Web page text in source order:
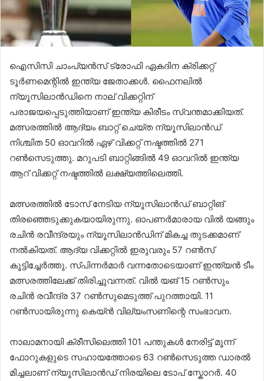
ഐസിസി ചാംപ്യൻസ് ട്രോഫി ഏകദിന ക്രിക്കറ്റ്
ടൂർണമെന്റിൽ ഇന്ത്യ ജേതാക്കൾ. ഫൈനലിൽ
ന്യൂസിലാൻഡിനെ നാല് വിക്കറ്റിന്
പരാജയപ്പെടുത്തിയാണ് ഇന്ത്യ കിരീടം സ്വന്തമാക്കിയത്.
മത്സരത്തിൽ ആദ്യം ബാറ്റ് ചെയ്ത ന്യൂസിലാൻഡ്
നിശ്ചിത 50 ഓവറിൽ ഏഴ് വിക്കറ്റ് നഷ്ടത്തിൽ 271
റൺസെടുത്തു. മറുപടി ബാറ്റിങ്ങിൽ 49 ഓവറിൽ ഇന്ത്യ
ആറ് വിക്കറ്റ് നഷ്ടത്തിൽ ലക്ഷ്യത്തിലെത്തി.
മത്സരത്തിൽ ടോസ് നേടിയ ന്യൂസിലാൻഡ് ബാറ്റിങ്
തിരഞ്ഞെടുക്കുകയായിരുന്നു. ഓപണർമാരായ വിൽ യങ്ങും
രചിൻ രവീന്ദ്രയും ന്യൂസിലാൻഡിന് മികച്ച തുടക്കമാണ്
നൽകിയത്. ആദ്യ വിക്കറ്റിൽ ഇരുവരും 57 റൺസ്
കൂട്ടിച്ചേർത്തു. സ്പിന്നർമാർ വന്നതോടെയാണ് ഇന്ത്യൻ ടീം
മത്സരത്തിലേക്ക് തിരിച്ചുവന്നത്. വിൽ യങ് 15 റൺസും
രചിൻ രവീന്ദ്ര 37 റൺസുമെടുത്ത് പുറത്തായി. 11
റൺസായിരുന്നു കെയ്ൻ വില്യംസണിന്റെ സംഭാവന.
നാലാമനായി ക്രീസിലെത്തി 101 പന്തുകൾ നേരിട്ട് മൂന്ന്
ഫോറുകളുടെ സഹായത്തോടെ 63 റൺസെടുത്ത ഡാരൽ
മിച്ചലാണ് ന്യൂസിലാൻഡ് നിരയിലെ ടോപ് സ്കോറർ. 40